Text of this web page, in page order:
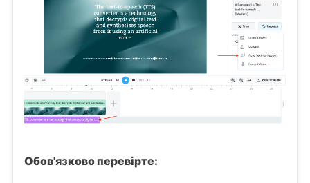
Обов'язково перевірте: